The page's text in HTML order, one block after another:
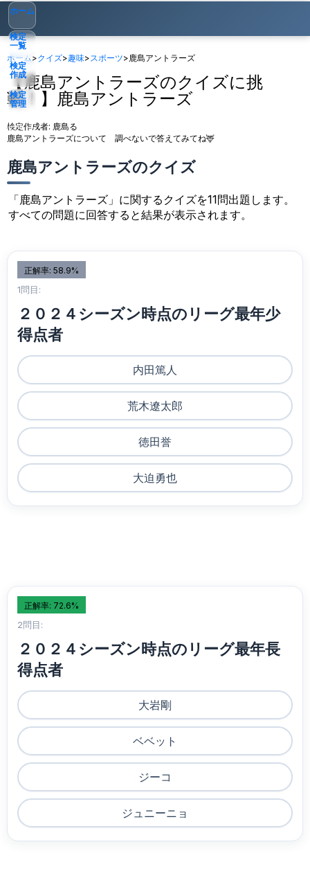
ホーム
検定
一覧
検定
作成
検定
管理
ゲスト▾
ホーム>クイズ>趣味>スポーツ>鹿島アントラーズ
【鹿島アントラーズのクイズに挑
戦！】鹿島アントラーズ
検定作成者: 鹿島る
鹿島アントラーズについて 調べないで答えてみてね🦌
鹿島アントラーズのクイズ
「鹿島アントラーズ」に関するクイズを11問出題します。
すべての問題に回答すると結果が表示されます。
正解率: 58.9%
1問目:
２０２４シーズン時点のリーグ最年少
得点者
内田篤人
荒木遼太郎
徳田誉
大迫勇也
正解率: 72.6%
2問目:
２０２４シーズン時点のリーグ最年長
得点者
大岩剛
ベベット
ジーコ
ジュニーニョ